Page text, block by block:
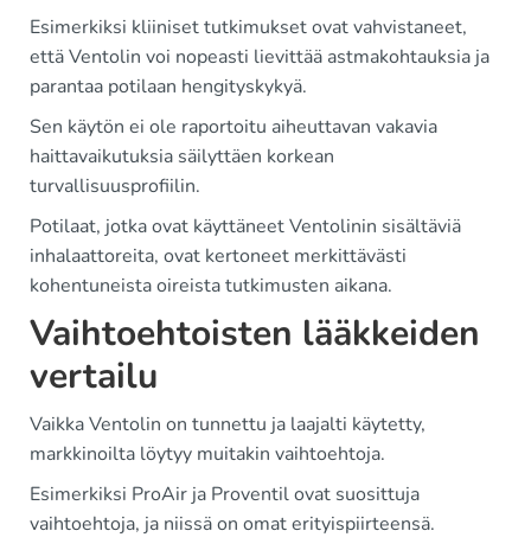
Esimerkiksi kliiniset tutkimukset ovat vahvistaneet,
että Ventolin voi nopeasti lievittää astmakohtauksia ja
parantaa potilaan hengityskykyä.
Sen käytön ei ole raportoitu aiheuttavan vakavia
haittavaikutuksia säilyttäen korkean
turvallisuusprofiilin.
Potilaat, jotka ovat käyttäneet Ventolinin sisältäviä
inhalaattoreita, ovat kertoneet merkittävästi
kohentuneista oireista tutkimusten aikana.
Vaihtoehtoisten lääkkeiden
vertailu
Vaikka Ventolin on tunnettu ja laajalti käytetty,
markkinoilta löytyy muitakin vaihtoehtoja.
Esimerkiksi ProAir ja Proventil ovat suosittuja
vaihtoehtoja, ja niissä on omat erityispiirteensä.